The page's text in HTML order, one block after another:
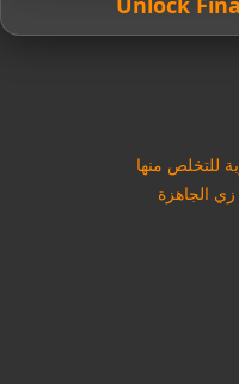
للتخلص منها
زي الجاهزة